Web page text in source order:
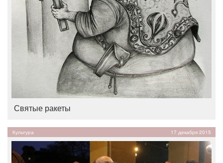
Святые ракеты
Культура 17 декабря 2015